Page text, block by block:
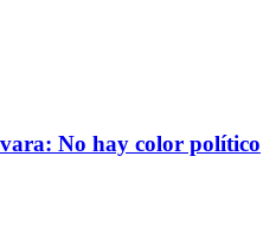
No hay color político